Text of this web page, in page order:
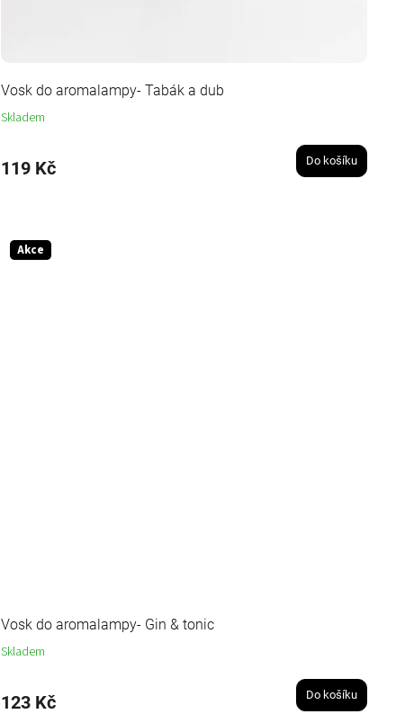
Vosk do aromalampy- Tabák a dub
Skladem
119 Kč Do košíku
Akce
Vosk do aromalampy- Gin & tonic
Skladem
123 Kč Do košíku